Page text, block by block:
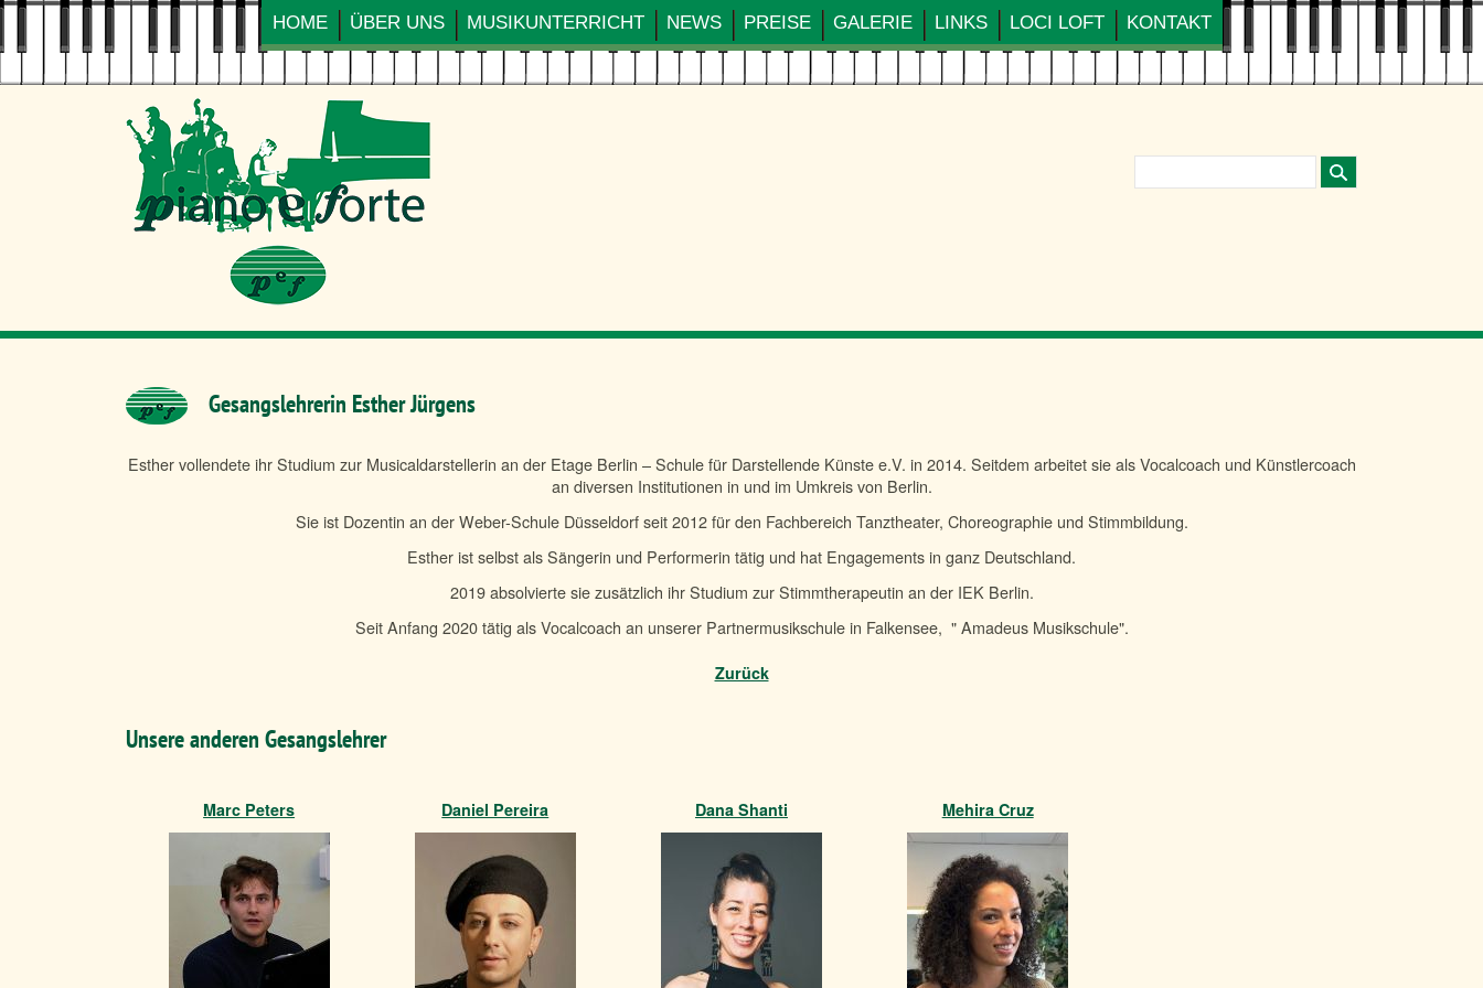
Navigation
überspringen
HOME ÜBER UNS MUSIKUNTERRICHT NEWS PREISE GALERIE LINKS LOCI LOFT KONTAKT
Gesangslehrerin Esther Jürgens
Esther vollendete ihr Studium zur Musicaldarstellerin an der Etage Berlin – Schule für Darstellende Künste e.V. in 2014. Seitdem arbeitet sie als Vocalcoach und Künstlercoach
an diversen Institutionen in und im Umkreis von Berlin.
Sie ist Dozentin an der Weber-Schule Düsseldorf seit 2012 für den Fachbereich Tanztheater, Choreographie und Stimmbildung.
Esther ist selbst als Sängerin und Performerin tätig und hat Engagements in ganz Deutschland.
2019 absolvierte sie zusätzlich ihr Studium zur Stimmtherapeutin an der IEK Berlin.
Seit Anfang 2020 tätig als Vocalcoach an unserer Partnermusikschule in Falkensee, " Amadeus Musikschule".
Zurück
Unsere anderen Gesangslehrer
Marc Peters Daniel Pereira Dana Shanti Mehira Cruz